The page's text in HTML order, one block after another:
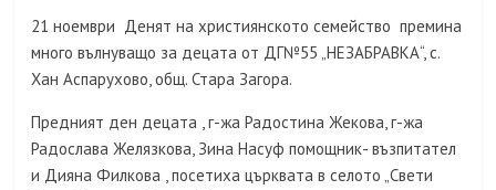
21 ноември Денят на християнското семейство премина
много вълнуващо за децата от ДГ№55 „НЕЗАБРАВКА“, с.
Хан Аспарухово, общ. Стара Загора.
Предният ден децата , г-жа Радостина Жекова, г-жа
Радослава Желязкова, Зина Насуф помощник- възпитател
и Дияна Филкова , посетиха църквата в селото „Свети